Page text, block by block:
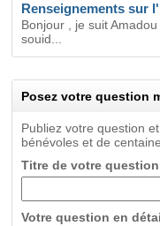
Renseignements sur
Bonjour , je suit
souid...
Posez votre question
Publiez votre question
bénévoles et de
Titre de votre
Votre question en